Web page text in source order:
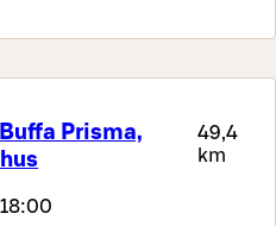
Prisma,
49,4
km